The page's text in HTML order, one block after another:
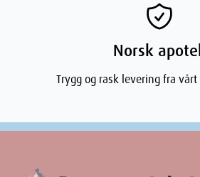
Norsk
Trygg og rask levering fra vårt